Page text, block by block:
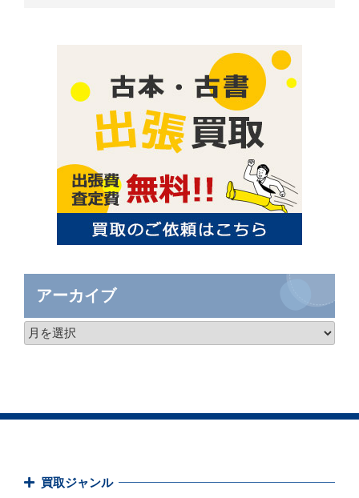
アーカイブ
買取ジャンル